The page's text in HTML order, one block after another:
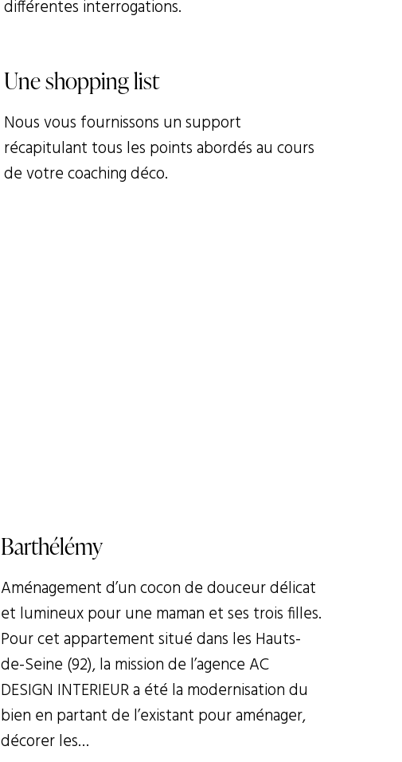
différentes interrogations.
Une shopping list
Nous vous fournissons un support
récapitulant tous les points abordés au cours
de votre coaching déco.
Barthélémy
Aménagement d’un cocon de douceur délicat
et lumineux pour une maman et ses trois filles.
Pour cet appartement situé dans les Hauts-
de-Seine (92), la mission de l’agence AC
DESIGN INTERIEUR a été la modernisation du
bien en partant de l’existant pour aménager,
décorer les…